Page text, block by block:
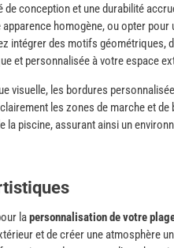
de conception et une durabilité
homogène, ou opter
intégrer des motifs
et personnalisée à votre espace
visuelle, les bordures
les zones de marche et
la piscine, assurant ainsi un
lapersonnalisation de votre
et de créer une atmosphère